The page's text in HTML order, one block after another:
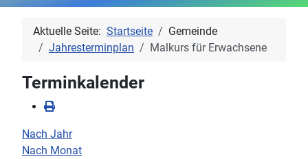
Aktuelle Seite: Startseite
Gemeinde
Jahresterminplan
Malkurs für Erwachsene
Terminkalender
Nach Jahr
Nach Monat